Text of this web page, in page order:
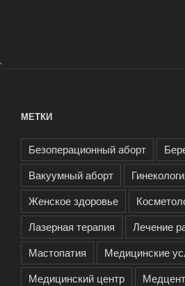
.
МЕТКИ
Безоперационный аборт
Вакуумный аборт
Женское здоровье
Лазерная терапия
Лечение
Мастопатия
Медицинские
Медицинский центр